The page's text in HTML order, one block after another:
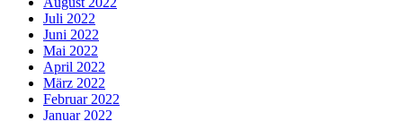
Juli 2022
Juni 2022
Mai 2022
April 2022
März 2022
Februar 2022
Januar 2022